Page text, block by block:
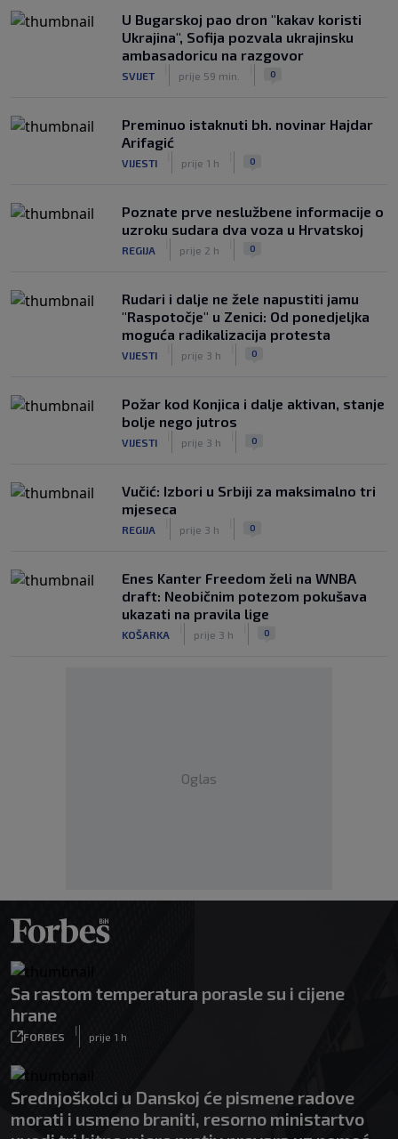
NOGOMET
|
prije 3 h
|
U Bugarskoj pao dron "kakav koristi
Ukrajina", Sofija pozvala ukrajinsku
ambasadoricu na razgovor
SVIJET prije 59 min. 0
Preminuo istaknuti bh. novinar Hajdar
Arifagić
VIJESTI prije 1 h 0
Poznate prve neslužbene informacije o
uzroku sudara dva voza u Hrvatskoj
REGIJA prije 2 h 0
Rudari i dalje ne žele napustiti jamu
"Raspotočje" u Zenici: Od ponedjeljka
moguća radikalizacija protesta
VIJESTI prije 3 h 0
Požar kod Konjica i dalje aktivan, stanje
bolje nego jutros
VIJESTI prije 3 h 0
Vučić: Izbori u Srbiji za maksimalno tri
mjeseca
REGIJA prije 3 h 0
Enes Kanter Freedom želi na WNBA
draft: Neobičnim potezom pokušava
ukazati na pravila lige
KOŠARKA prije 3 h 0
Oglas
Sa rastom temperatura porasle su i cijene
hrane
FORBES
|
prije 1 h
Srednjoškolci u Danskoj će pismene radove
morati i usmeno braniti, resorno ministartvo